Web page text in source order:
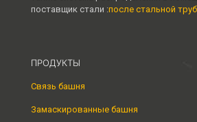
поставщик стали :после стальной
ПРОДУКТЫ
Связь башня
Замаскированные башня